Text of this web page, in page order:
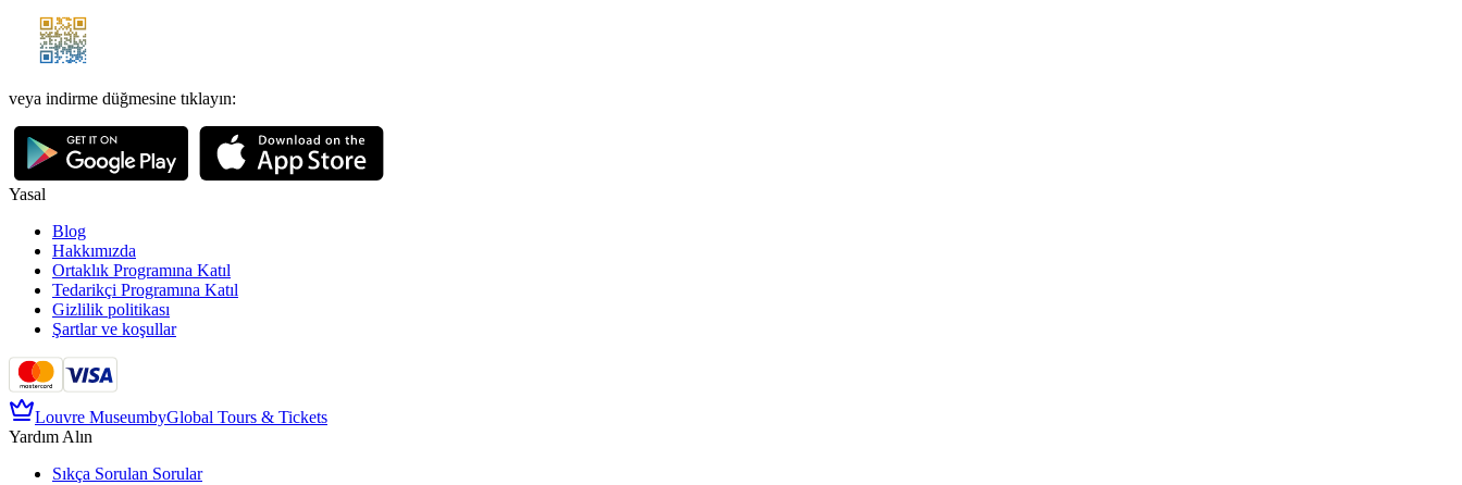
veya indirme düğmesine tıklayın:
Yasal
Blog
Hakkımızda
Ortaklık Programına Katıl
Tedarikçi Programına Katıl
Gizlilik politikası
Şartlar ve koşullar
Louvre MuseumbyGlobal Tours & Tickets
Yardım Alın
Sıkça Sorulan Sorular